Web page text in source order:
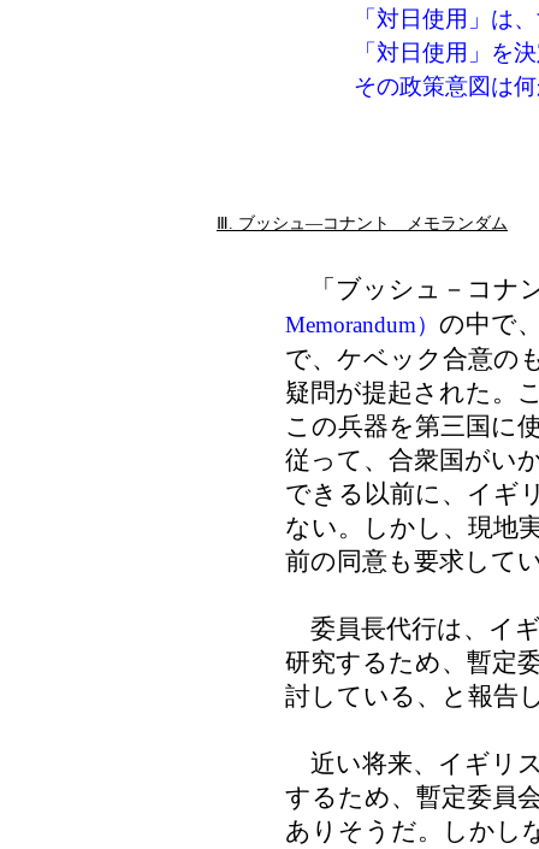
「対日使用」は
「対日使用」を
その政策意図は
Ⅲ. ブッシュ―コナント メモランダム
「ブッシュ－コナ
Memorandum） の中で
で、ケベック合意の
疑問が提起された。
この兵器を第三国に
従って、合衆国がい
できる以前に、イギ
ない。しかし、現地
前の同意も要求して
委員長代行は、イ
研究するため、暫定
討している、と報告
近い将来、イギリ
するため、暫定委員
ありそうだ。しかし